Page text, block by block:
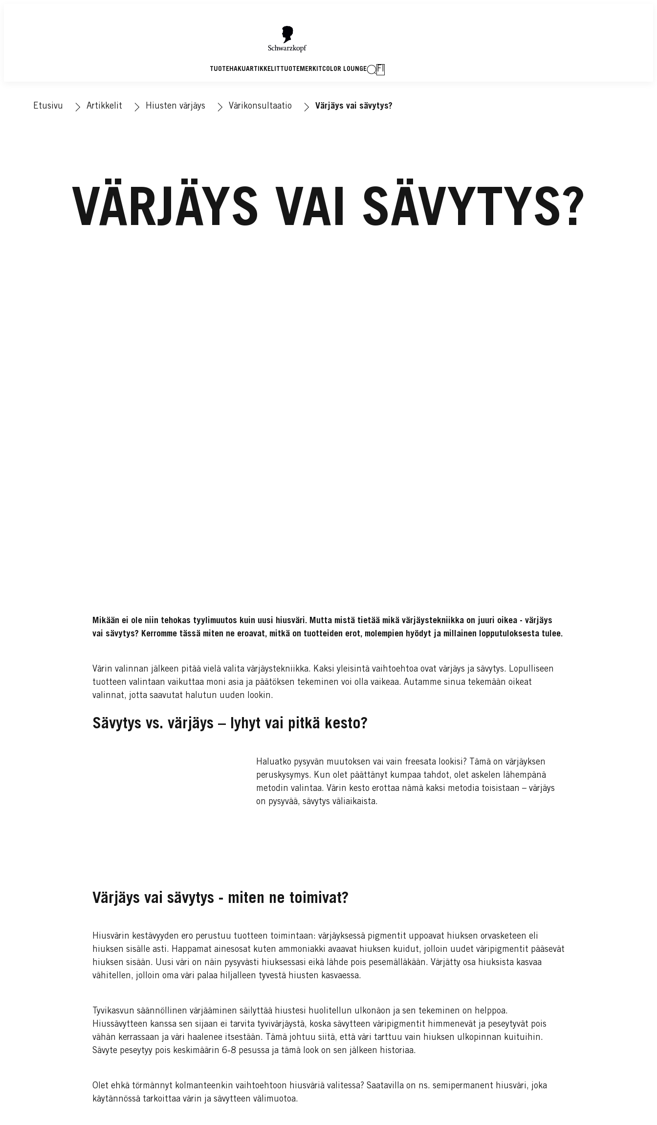
TUOTEHAKUARTIKKELIT TUOTEMERKIT COLOR LOUNGE FI
Etusivu Artikkelit Hiusten värjäys Värikonsultaatio Värjäys vai sävytys?
VÄRJÄYS VAI SÄVYTYS?
Mikään ei ole niin tehokas tyylimuutos kuin uusi hiusväri. Mutta mistä tietää mikä värjäystekniikka on juuri oikea - värjäys
vai sävytys? Kerromme tässä miten ne eroavat, mitkä on tuotteiden erot, molempien hyödyt ja millainen lopputuloksesta tulee.
Värin valinnan jälkeen pitää vielä valita värjäystekniikka. Kaksi yleisintä vaihtoehtoa ovat värjäys ja sävytys. Lopulliseen
tuotteen valintaan vaikuttaa moni asia ja päätöksen tekeminen voi olla vaikeaa. Autamme sinua tekemään oikeat
valinnat, jotta saavutat halutun uuden lookin.
Sävytys vs. värjäys – lyhyt vai pitkä kesto?
Haluatko pysyvän muutoksen vai vain freesata lookisi? Tämä on värjäyksen
peruskysymys. Kun olet päättänyt kumpaa tahdot, olet askelen lähempänä
metodin valintaa. Värin kesto erottaa nämä kaksi metodia toisistaan – värjäys
on pysyvää, sävytys väliaikaista.
Värjäys vai sävytys - miten ne toimivat?
Hiusvärin kestävyyden ero perustuu tuotteen toimintaan: värjäyksessä pigmentit uppoavat hiuksen orvasketeen eli
hiuksen sisälle asti. Happamat ainesosat kuten ammoniakki avaavat hiuksen kuidut, jolloin uudet väripigmentit pääsevät
hiuksen sisään. Uusi väri on näin pysyvästi hiuksessasi eikä lähde pois pesemälläkään. Värjätty osa hiuksista kasvaa
vähitellen, jolloin oma väri palaa hiljalleen tyvestä hiusten kasvaessa.
Tyvikasvun säännöllinen värjääminen säilyttää hiustesi huolitellun ulkonäon ja sen tekeminen on helppoa.
Hiussävytteen kanssa sen sijaan ei tarvita tyvivärjäystä, koska sävytteen väripigmentit himmenevät ja peseytyvät pois
vähän kerrassaan ja väri haalenee itsestään. Tämä johtuu siitä, että väri tarttuu vain hiuksen ulkopinnan kuituihin.
Sävyte peseytyy pois keskimäärin 6-8 pesussa ja tämä look on sen jälkeen historiaa.
Olet ehkä törmännyt kolmanteenkin vaihtoehtoon hiusväriä valitessa? Saatavilla on ns. semipermanent hiusväri, joka
käytännössä tarkoittaa värin ja sävytteen välimuotoa.